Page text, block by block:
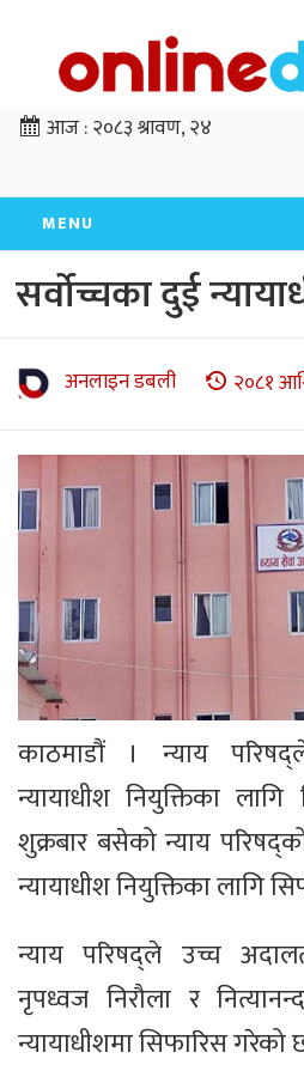
आज :२०८३ श्रावण, २४
MENU
सर्वोच्चका दुई
अनलाइन डबली २०८१
काठमाडौं । न्याय
न्यायाधीश नियुक्तिका
शुक्रबार बसेको न्याय
न्यायाधीश नियुक्तिका लागि
न्याय परिषद्ले उच्च
नृपध्वज निरौला र
न्यायाधीशमा सिफारिस गरेको